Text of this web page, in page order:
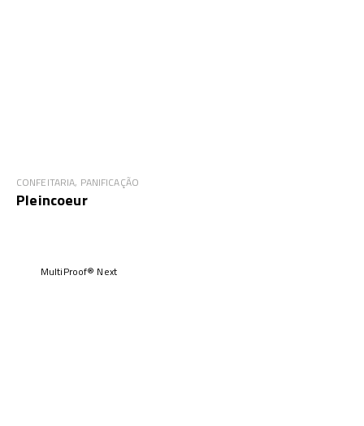
CONFEITARIA, PANIFICAÇÃO
Pleincoeur
MultiProof® Next